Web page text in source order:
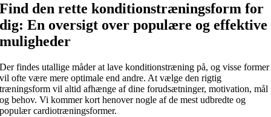
Find den rette konditionstræningsform for
dig: En oversigt over populære og effektive
muligheder
Der findes utallige måder at lave konditionstræning på, og visse former
vil ofte være mere optimale end andre. At vælge den rigtig
træningsform vil altid afhænge af dine forudsætninger, motivation, mål
og behov. Vi kommer kort henover nogle af de mest udbredte og
populær cardiotræningsformer.